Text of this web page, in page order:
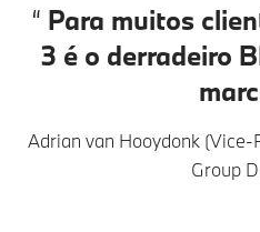
Para muitos
3 é o derradeiro
Adrian van Hooydonk
Group